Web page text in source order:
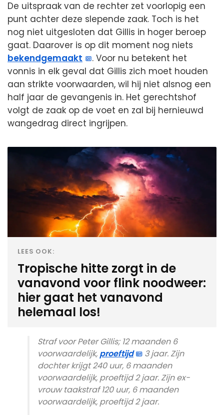
De uitspraak van de rechter zet voorlopig een
punt achter deze slepende zaak. Toch is het
nog niet uitgesloten dat Gillis in hoger beroep
gaat. Daarover is op dit moment nog niets
bekendgemaakt
. Voor nu betekent het
vonnis in elk geval dat Gillis zich moet houden
aan strikte voorwaarden, wil hij niet alsnog een
half jaar de gevangenis in. Het gerechtshof
volgt de zaak op de voet en zal bij hernieuwd
wangedrag direct ingrijpen.
LEES OOK:
Tropische hitte zorgt in de
vanavond voor flink noodweer:
hier gaat het vanavond
helemaal los!
Straf voor Peter Gillis; 12 maanden 6
voorwaardelijk, proeftijd
3 jaar. Zijn
dochter krijgt 240 uur, 6 maanden
voorwaardelijk, proeftijd 2 jaar. Zijn ex-
vrouw taakstraf 120 uur, 6 maanden
voorwaardelijk, proeftijd 2 jaar.